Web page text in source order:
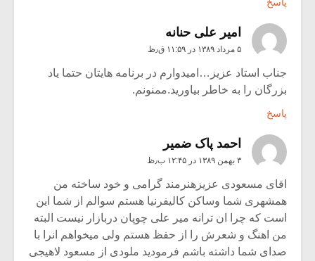
پاسخ
امیر علی حنانه
۵ مرداد ۱۳۸۹ در ۱۱:۵۹ ق٫ظ
جناب استاد عزیز…امیدوارم در برنامه هایتان حتما یاد
بزرگان را به خاطر بیاورید.ممنونم.
پاسخ
احمد پاک ضمیر
۳ بهمن ۱۳۸۹ در ۱۲:۴۵ ب٫ظ
اقای مسعودی عزیزهنرمند گرامی و خود ساخته من
همشهری شما وساکن کالیفرنیا هستم سوالم از شما این
است که چرا ان ترانه میر علی چوپان دربازار نیست البته
من اهنگ و شعرش را از حفظ هستم ولی میخواهم انرا با
صدای شما داشته باشم فرمودید ملودی از مسعود لاهیجی